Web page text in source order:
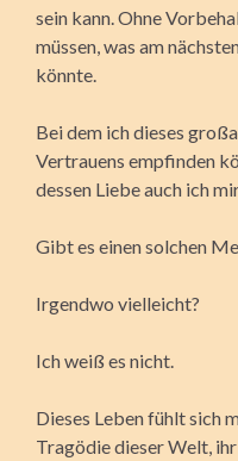
sein kann. Ohne
müssen, was am
könnte.
Bei dem ich dieses
Vertrauens empfinden
dessen Liebe auch ich
Gibt es einen solchen
Irgendwo vielleicht?
Ich weiß es nicht.
Dieses Leben fühlt sich
Tragödie dieser Welt,